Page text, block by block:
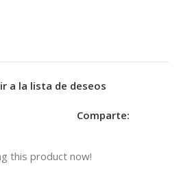
a la lista de deseos
Comparte:
this product now!